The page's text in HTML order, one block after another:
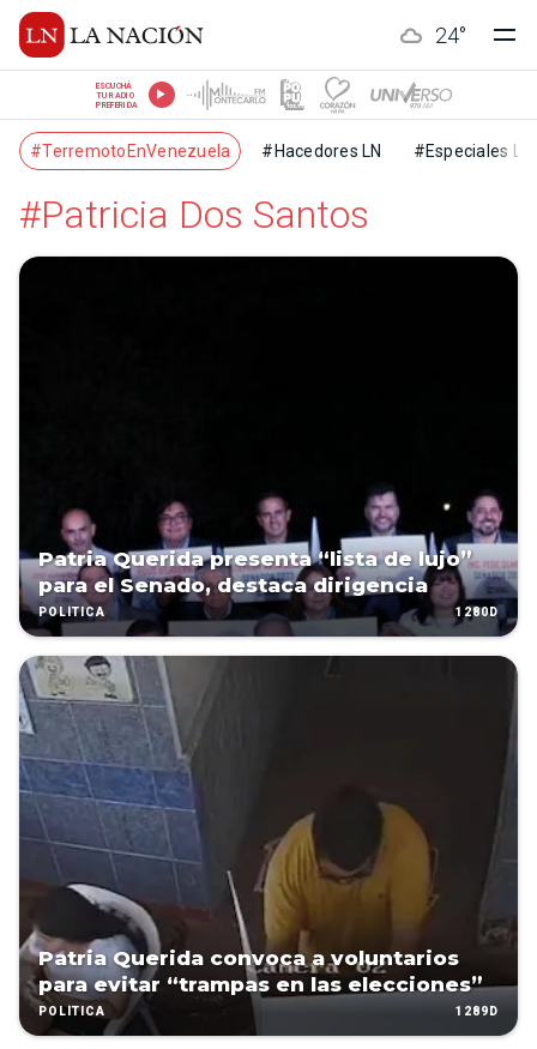
24°
ESCUCHÁ
TU RADIO
PREFERIDA
#TerremotoEnVenezuela #Hacedores LN #Especiales LN
#Patricia Dos Santos
Patria Querida presenta “lista de lujo”
para el Senado, destaca dirigencia
POLÍTICA 1280D
Patria Querida convoca a voluntarios
para evitar “trampas en las elecciones”
POLÍTICA 1289D